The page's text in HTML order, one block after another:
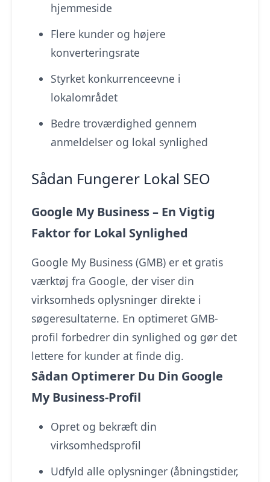
hjemmeside
Flere kunder og højere
konverteringsrate
Styrket konkurrenceevne i
lokalområdet
Bedre troværdighed gennem
anmeldelser og lokal synlighed
Sådan Fungerer Lokal SEO
Google My Business – En Vigtig
Faktor for Lokal Synlighed
Google My Business (GMB) er et gratis
værktøj fra Google, der viser din
virksomheds oplysninger direkte i
søgeresultaterne. En optimeret GMB-
profil forbedrer din synlighed og gør det
lettere for kunder at finde dig.
Sådan Optimerer Du Din Google
My Business-Profil
Opret og bekræft din
virksomhedsprofil
Udfyld alle oplysninger (åbningstider,